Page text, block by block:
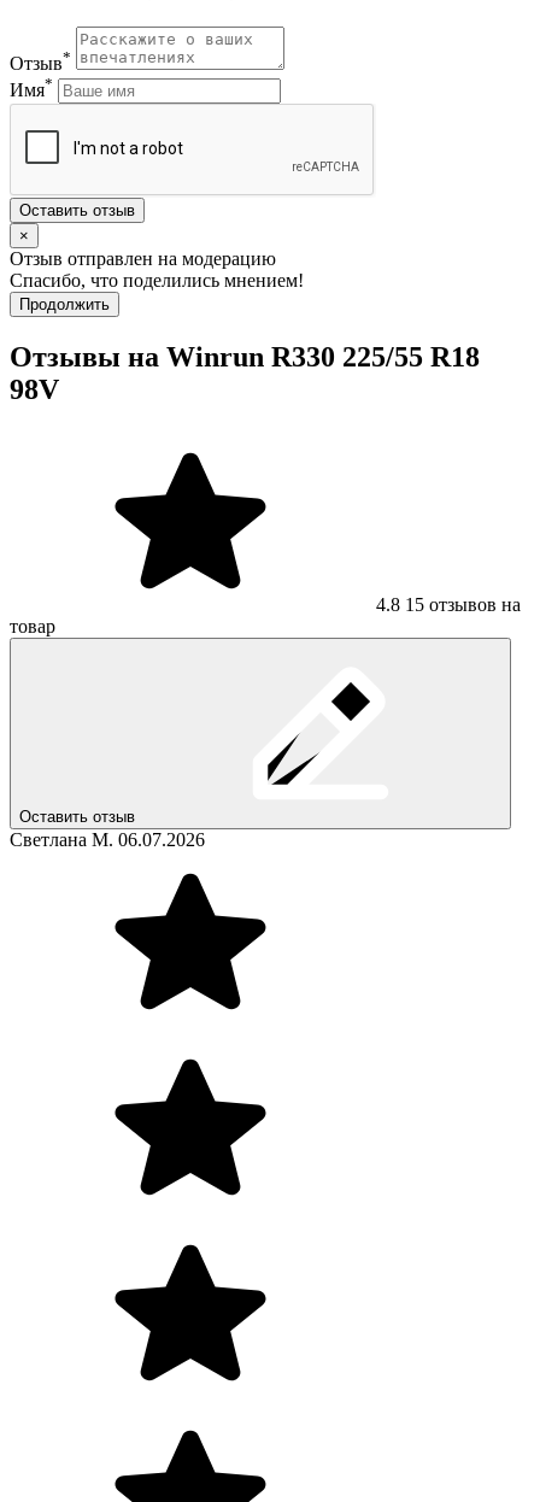
Отзыв*
Имя*
Оставить отзыв
×
Отзыв отправлен на модерацию
Спасибо, что поделились мнением!
Продолжить
Отзывы на Winrun R330 225/55 R18
98V
4.8 15 отзывов на
товар
Оставить отзыв
Светлана М. 06.07.2026